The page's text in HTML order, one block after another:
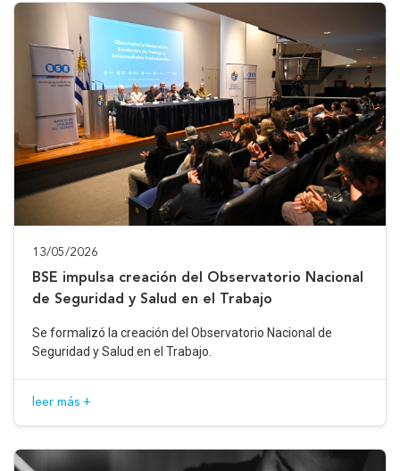
13/05/2026
BSE impulsa creación del Observatorio Nacional
de Seguridad y Salud en el Trabajo
Se formalizó la creación del Observatorio Nacional de
Seguridad y Salud en el Trabajo.
leer más +